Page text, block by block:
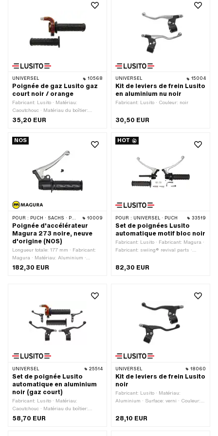
UNIVERSEL 10568
Poignée de gaz Lusito gaz
court noir / orange
Fabricant: Lusito · Matériau:
Caoutchouc · Matériau du boîtier:
Aluminium · Couleur: noir · Couleur:
mm · Nombre de composants: 2 pcs
35,20 EUR
UNIVERSEL 15004
Kit de leviers de frein Lusito
en aluminium nu noir
Fabricant: Lusito · Couleur: noir
30,50 EUR
NOS
POUR : PUCH · SACHS · PONY / CILO (BÊTA 521 & 512) · ZÜNDAPP BELMONDO · CILO 10009
Poignée d'accélérateur
Magura 273 noire, neuve
d'origine (NOS)
Longueur totale: 177 mm · Fabricant:
Magura · Matériau: Aluminium ·
Matériau du boîtier: Aluminium ·
Surface: verni · Ø intérieur: 22 mm ·
182,30 EUR
HOT
POUR : UNIVERSEL · PUCH 33519
Set de poignées Lusito
automatique motif bloc noir
Fabricant: Lusito · Fabricant: Magura ·
Fabricant: swiing® revival parts ·
Surface: verni · Matériau du levier: Tôle
(acier) · Ø intérieur: 22 mm · Couleur:
82,30 EUR
UNIVERSEL 25514
Set de poignée Lusito
automatique en aluminium
noir (gaz court)
Fabricant: Lusito · Matériau:
Caoutchouc · Matériau du boîtier:
Aluminium · Surface: revêtu par poudre
· Matériau du levier: Aluminium ·
58,70 EUR
UNIVERSEL 18060
Kit de leviers de frein Lusito
noir
Fabricant: Lusito · Matériau:
Aluminium · Surface: verni · Couleur:
28,10 EUR